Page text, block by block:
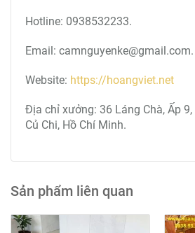
Hotline: 0938532233.
Email: camnguyenke@gmail.com.
Website: https://hoangviet.net
Địa chỉ xưởng: 36 Láng Chà, Ấp
Củ Chi, Hồ Chí Minh.
Sản phẩm liên quan